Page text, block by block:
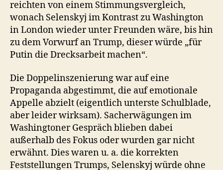
reichten von einem Stimmungsvergleich,
wonach Selenskyj im Kontrast zu Washington
in London wieder unter Freunden wäre, bis hin
zu dem Vorwurf an Trump, dieser würde „für
Putin die Drecksarbeit machen“.
Die Doppelinszenierung war auf eine
Propaganda abgestimmt, die auf emotionale
Appelle abzielt (eigentlich unterste Schulblade,
aber leider wirksam). Sacherwägungen im
Washingtoner Gespräch blieben dabei
außerhalb des Fokus oder wurden gar nicht
erwähnt. Dies waren u. a. die korrekten
Feststellungen Trumps, Selenskyj würde ohne